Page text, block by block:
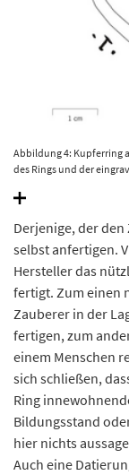
Abbildung 4: Kupferring
des Rings und der
Parsche.
Derjenige, der
selbst anfertigen.
Hersteller das
fertigt. Zum einen
Zauberer in der
fertigen, zum
einem Menschen
sich schließen,
Ring
Bildungsstand
hier nichts
Auch eine